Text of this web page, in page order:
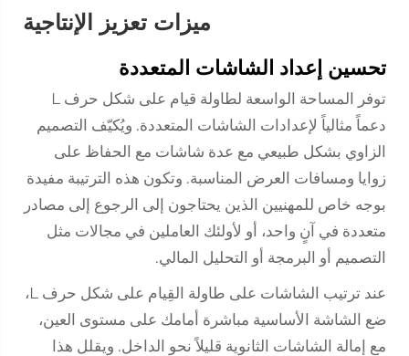
ميزات تعزيز الإنتاجية
تحسين إعداد الشاشات المتعددة
توفر المساحة الواسعة لطاولة قيام على شكل حرف L
دعماً مثالياً لإعدادات الشاشات المتعددة. ويُكيّف التصميم
الزاوي بشكل طبيعي مع عدة شاشات مع الحفاظ على
زوايا ومسافات العرض المناسبة. وتكون هذه الترتيبة مفيدة
بوجه خاص للمهنيين الذين يحتاجون إلى الرجوع إلى مصادر
متعددة في آنٍ واحد، أو لأولئك العاملين في مجالات مثل
التصميم أو البرمجة أو التحليل المالي.
عند ترتيب الشاشات على طاولة القِيام على شكل حرف L،
ضع الشاشة الأساسية مباشرة أمامك على مستوى العين،
مع إمالة الشاشات الثانوية قليلاً نحو الداخل. ويقلل هذا